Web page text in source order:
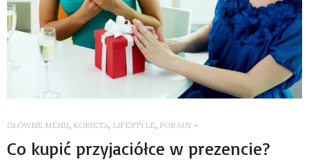
GŁÓWNE MENU, KOBIETA, LIFESTYLE, PORADY -
Co kupić przyjaciółce w prezencie?